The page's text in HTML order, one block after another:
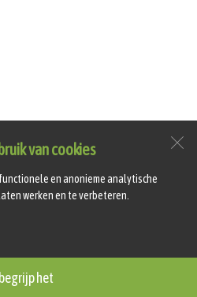
van cookies
en anonieme analytische
werken en te verbeteren.
het